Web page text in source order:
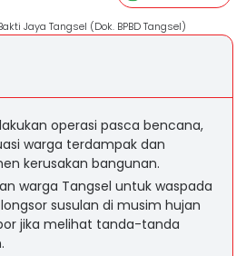
Jaya Tangsel (Dok. BPBD Tangsel)
operasi pasca bencana,
warga terdampak dan
kerusakan bangunan.
warga Tangsel untuk waspada
susulan di musim hujan
jika melihat tanda-tanda